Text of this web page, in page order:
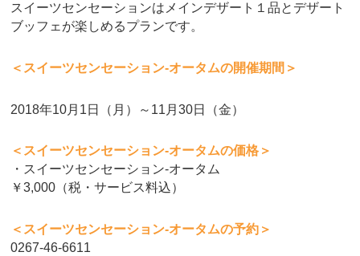
スイーツセンセーションはメインデザート１品とデザート
ブッフェが楽しめるプランです。
＜スイーツセンセーション-オータムの開催期間＞
2018年10月1日（月）～11月30日（金）
＜スイーツセンセーション-オータムの価格＞
・スイーツセンセーション-オータム
￥3,000（税・サービス料込）
＜スイーツセンセーション-オータムの予約＞
0267-46-6611